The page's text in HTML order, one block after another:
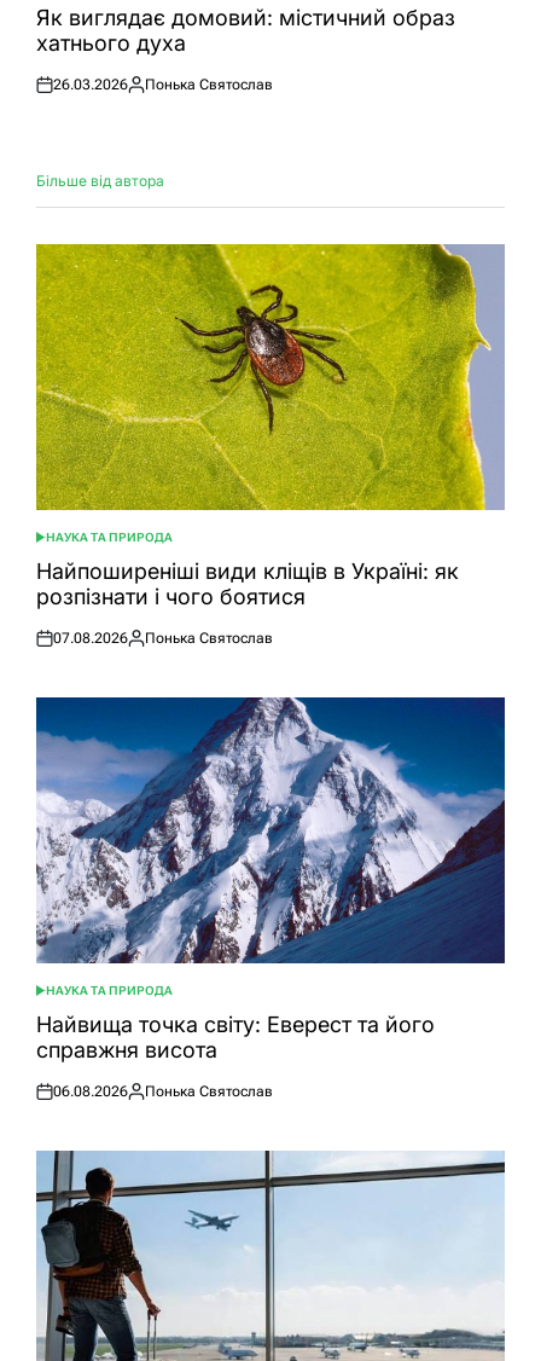
У
Як виглядає домовий: містичний образ
хатнього духа
Оприлюднено
26.03.2026
Опубліковано
Понька Святослав
Більше від автора
ОПУБЛІКУВАТИ
У
НАУКА ТА ПРИРОДА
Найпоширеніші види кліщів в Україні: як
розпізнати і чого боятися
Оприлюднено
07.08.2026
Опубліковано
Понька Святослав
ОПУБЛІКУВАТИ
У
НАУКА ТА ПРИРОДА
Найвища точка світу: Еверест та його
справжня висота
Оприлюднено
06.08.2026
Опубліковано
Понька Святослав